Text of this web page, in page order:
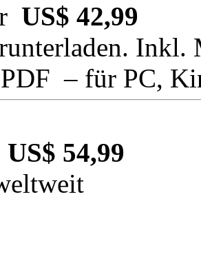
US$ 42,99
Inkl.
PDF – für PC,
US$ 54,99